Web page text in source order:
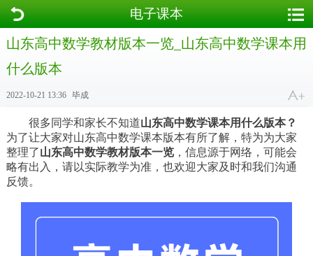
电子课本
山东高中数学教材版本一览_山东高中数学课本用
什么版本
2022-10-21 13:36 毕成
很多同学和家长不知道山东高中数学课本用什么版本？
为了让大家对山东高中数学课本版本有所了解，特为为大家
整理了山东高中数学教材版本一览，信息源于网络，可能会
略有出入，请以实际教学为准，也欢迎大家及时和我们沟通
反馈。